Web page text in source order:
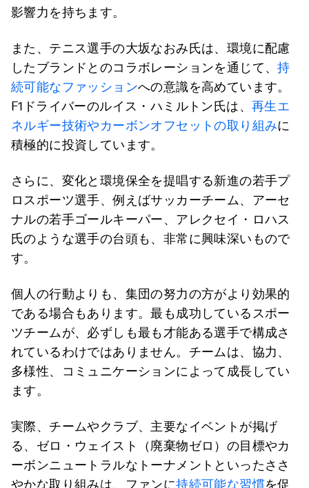
影響力を持ちます。
また、テニス選手の大坂なおみ氏は、環境に配慮
したブランドとのコラボレーションを通じて、持
続可能なファッションへの意識を高めています。
F1ドライバーのルイス・ハミルトン氏は、 再生エ
ネルギー技術やカーボンオフセットの取り組みに
積極的に投資しています。
さらに、変化と環境保全を提唱する新進の若手プ
ロスポーツ選手、例えばサッカーチーム、アーセ
ナルの若手ゴールキーパー、アレクセイ・ロハス
氏のような選手の台頭も、非常に興味深いもので
す。
個人の行動よりも、集団の努力の方がより効果的
である場合もあります。最も成功しているスポー
ツチームが、必ずしも最も才能ある選手で構成さ
れているわけではありません。チームは、協力、
多様性、コミュニケーションによって成長してい
ます。
実際、チームやクラブ、主要なイベントが掲げ
る、ゼロ・ウェイスト（廃棄物ゼロ）の目標やカ
ーボンニュートラルなトーナメントといったささ
やかな取り組みは、ファンに持続可能な習慣を促